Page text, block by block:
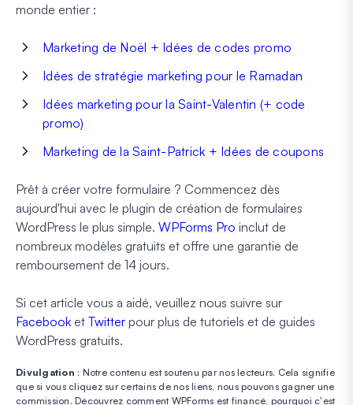
monde entier :
Marketing de Noël + Idées de codes promo
Idées de stratégie marketing pour le Ramadan
Idées marketing pour la Saint-Valentin (+ code
promo)
Marketing de la Saint-Patrick + Idées de coupons
Prêt à créer votre formulaire ? Commencez dès
aujourd'hui avec le plugin de création de formulaires
WordPress le plus simple. WPForms Pro inclut de
nombreux modèles gratuits et offre une garantie de
remboursement de 14 jours.
Si cet article vous a aidé, veuillez nous suivre sur
Facebook et Twitter pour plus de tutoriels et de guides
WordPress gratuits.
Divulgation : Notre contenu est soutenu par nos lecteurs. Cela signifie
que si vous cliquez sur certains de nos liens, nous pouvons gagner une
commission. Découvrez comment WPForms est financé, pourquoi c'est